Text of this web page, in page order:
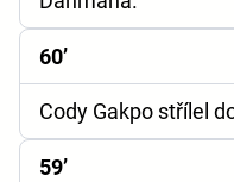
60’
Cody Gakpo střílel
59’